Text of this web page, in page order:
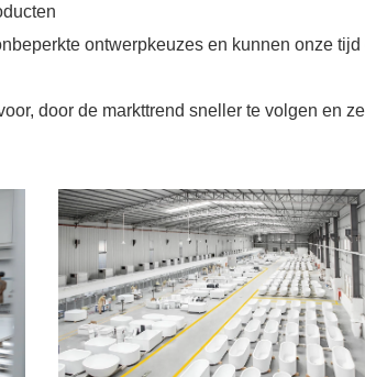
ontwerpkeuzes en kunnen onze
door de markttrend sneller te volgen en